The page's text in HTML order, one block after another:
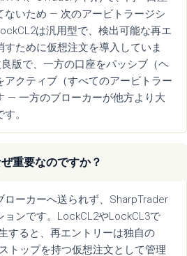
ないため — 次のアービトラージシ
は汎用型で、検出可能な再エ
すために仮想注文を導入していま
版で、一方の口座をパッシブ（ヘ
アクティブ（すべてのアービトラー
— 一方のブローカーが他方より大
。
重要なのですか？
ローカーへ送られず、SharpTrader
ョンです。LockCL2やLockCL3で
すると、再エントリーは独自の
トップを持つ仮想注文として管理